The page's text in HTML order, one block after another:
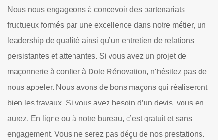
Nous nous engageons à concevoir des partenariats
fructueux formés par une excellence dans notre métier, un
leadership de qualité ainsi qu’un entretien de relations
persistantes et attenantes. Si vous avez un projet de
maçonnerie à confier à Dole Rénovation, n’hésitez pas de
nous appeler. Nous avons de bons maçons qui réaliseront
bien les travaux. Si vous avez besoin d’un devis, vous en
aurez. En ligne ou à notre bureau, c’est gratuit et sans
engagement. Vous ne serez pas déçu de nos prestations.